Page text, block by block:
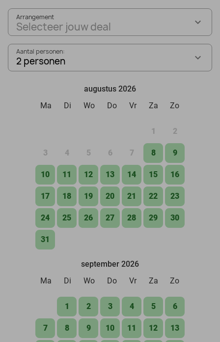
Arrangement
Selecteer jouw deal
Aantal personen:
2 personen
augustus 2026
Ma
Di Wo Do Vr Za Zo
1 2
3 4 5 6 7 8 9
10 11 12 13 14 15 16
17 18 19 20 21 22 23
24 25 26 27 28 29 30
31
september 2026
Ma
Di Wo Do Vr Za Zo
1 2 3 4 5 6
7 8 9 10 11 12 13